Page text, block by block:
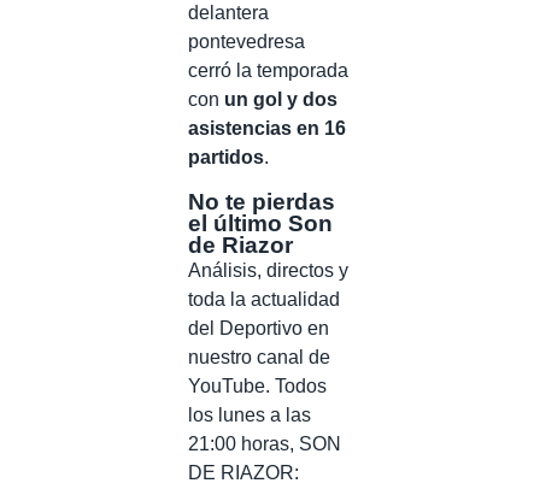
delantera
pontevedresa
cerró la temporada
con un gol y dos
asistencias en 16
partidos.
No te pierdas
el último Son
de Riazor
Análisis, directos y
toda la actualidad
del Deportivo en
nuestro canal de
YouTube. Todos
los lunes a las
21:00 horas, SON
DE RIAZOR: